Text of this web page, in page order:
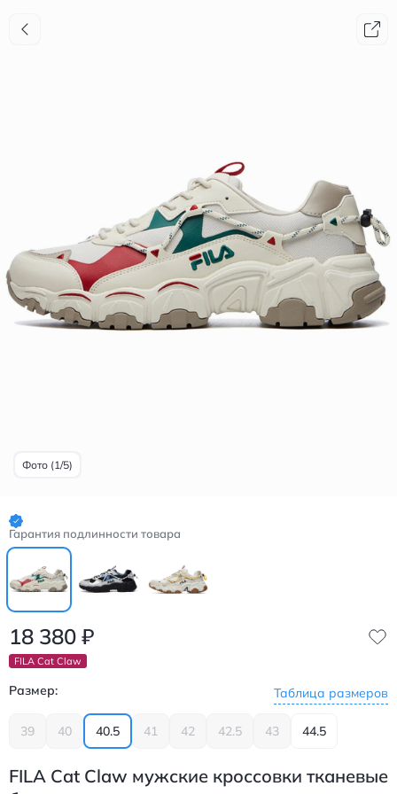
Фото (1/5)
Гарантия подлинности товара
18 380 ₽
FILA Cat Claw
Размер: Таблица размеров
39 40 40.5 41 42 42.5 43 44.5
FILA Cat Claw мужские кроссовки тканевые